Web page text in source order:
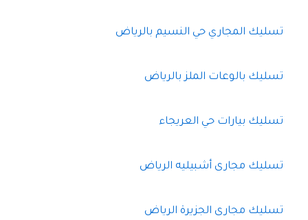
تسليك المجاري حي النسيم بالرياض
تسليك بالوعات الملز بالرياض
تسليك بيارات حي العريجاء
تسليك مجارى أشبيليه الرياض
تسليك مجارى الجزيرة الرياض